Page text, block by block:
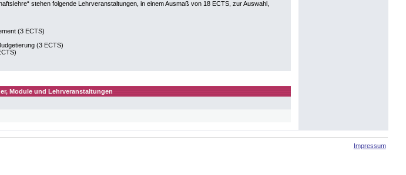
stehen folgende Lehrveranstaltungen, in einem Ausmaß von 18 ECTS, zur Auswahl,
(3 ECTS)
(3 ECTS)
Module und Lehrveranstaltungen
Impressum